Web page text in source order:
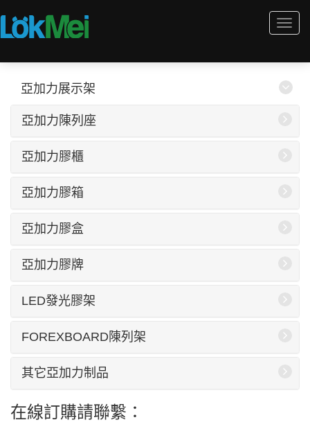
亞加力展示架
亞加力陳列座
亞加力膠櫃
亞加力膠箱
亞加力膠盒
亞加力膠牌
LED發光膠架
FOREXBOARD陳列架
其它亞加力制品
在線訂購請聯繫：